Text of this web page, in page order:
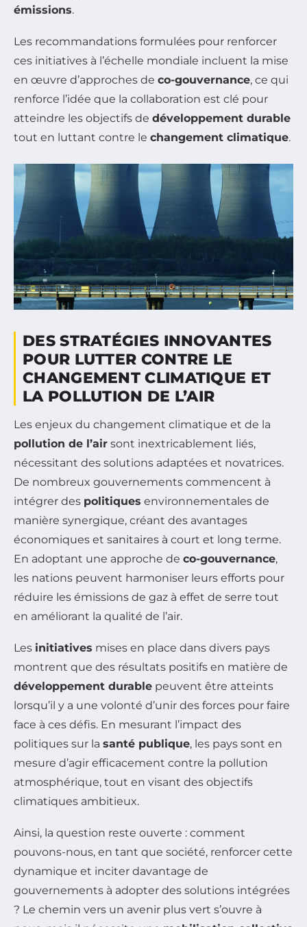
émissions.
Les recommandations formulées pour renforcer
ces initiatives à l’échelle mondiale incluent la mise
en œuvre d’approches de co-gouvernance, ce qui
renforce l’idée que la collaboration est clé pour
atteindre les objectifs de développement durable
tout en luttant contre le changement climatique.
DES STRATÉGIES INNOVANTES
POUR LUTTER CONTRE LE
CHANGEMENT CLIMATIQUE ET
LA POLLUTION DE L’AIR
Les enjeux du changement climatique et de la
pollution de l’air sont inextricablement liés,
nécessitant des solutions adaptées et novatrices.
De nombreux gouvernements commencent à
intégrer des politiques environnementales de
manière synergique, créant des avantages
économiques et sanitaires à court et long terme.
En adoptant une approche de co-gouvernance,
les nations peuvent harmoniser leurs efforts pour
réduire les émissions de gaz à effet de serre tout
en améliorant la qualité de l’air.
Les initiatives mises en place dans divers pays
montrent que des résultats positifs en matière de
développement durable peuvent être atteints
lorsqu’il y a une volonté d’unir des forces pour faire
face à ces défis. En mesurant l’impact des
politiques sur la santé publique, les pays sont en
mesure d’agir efficacement contre la pollution
atmosphérique, tout en visant des objectifs
climatiques ambitieux.
Ainsi, la question reste ouverte : comment
pouvons-nous, en tant que société, renforcer cette
dynamique et inciter davantage de
gouvernements à adopter des solutions intégrées
? Le chemin vers un avenir plus vert s’ouvre à